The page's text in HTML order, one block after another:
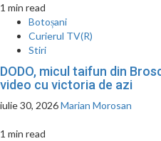
1 min read
Botoșani
Curierul TV(R)
Stiri
DODO, micul taifun din
video cu victoria de azi
iulie 30, 2026Marian Morosan
1 min read